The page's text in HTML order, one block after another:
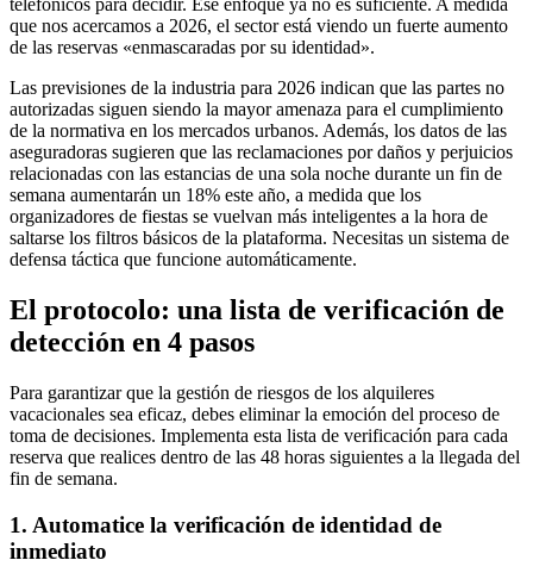
telefónicos para decidir. Ese enfoque ya no es suficiente. A medida
que nos acercamos a 2026, el sector está viendo un fuerte aumento
de las reservas «enmascaradas por su identidad».
Las previsiones de la industria para 2026 indican que las partes no
autorizadas siguen siendo la mayor amenaza para el cumplimiento
de la normativa en los mercados urbanos. Además, los datos de las
aseguradoras sugieren que las reclamaciones por daños y perjuicios
relacionadas con las estancias de una sola noche durante un fin de
semana aumentarán un 18% este año, a medida que los
organizadores de fiestas se vuelvan más inteligentes a la hora de
saltarse los filtros básicos de la plataforma. Necesitas un sistema de
defensa táctica que funcione automáticamente.
El protocolo: una lista de verificación de
detección en 4 pasos
Para garantizar que la gestión de riesgos de los alquileres
vacacionales sea eficaz, debes eliminar la emoción del proceso de
toma de decisiones. Implementa esta lista de verificación para cada
reserva que realices dentro de las 48 horas siguientes a la llegada del
fin de semana.
1. Automatice la verificación de identidad de
inmediato